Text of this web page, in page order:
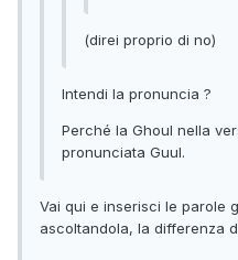
(direi proprio di no)
Intendi la pronuncia ?
Perché la Ghoul nella
pronunciata Guul.
Vai qui e inserisci le parole
ascoltandola, la differenza